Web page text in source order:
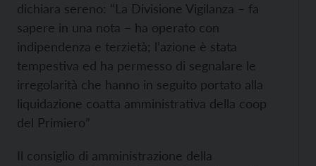
dichiara sereno: “La Divisione Vigilanza – fa
sapere in una nota – ha operato con
indipendenza e terzietà; l’azione è stata
tempestiva ed ha permesso di segnalare le
irregolarità che hanno in seguito portato alla
liquidazione coatta amministrativa della coop
del Primiero”
Il consiglio di amministrazione della